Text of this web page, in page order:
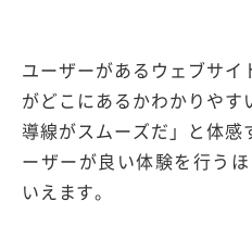
ユーザーがあるウェブサ
がどこにあるかわかりや
導線がスムーズだ」と体感
ーザーが良い体験を行う
いえます。